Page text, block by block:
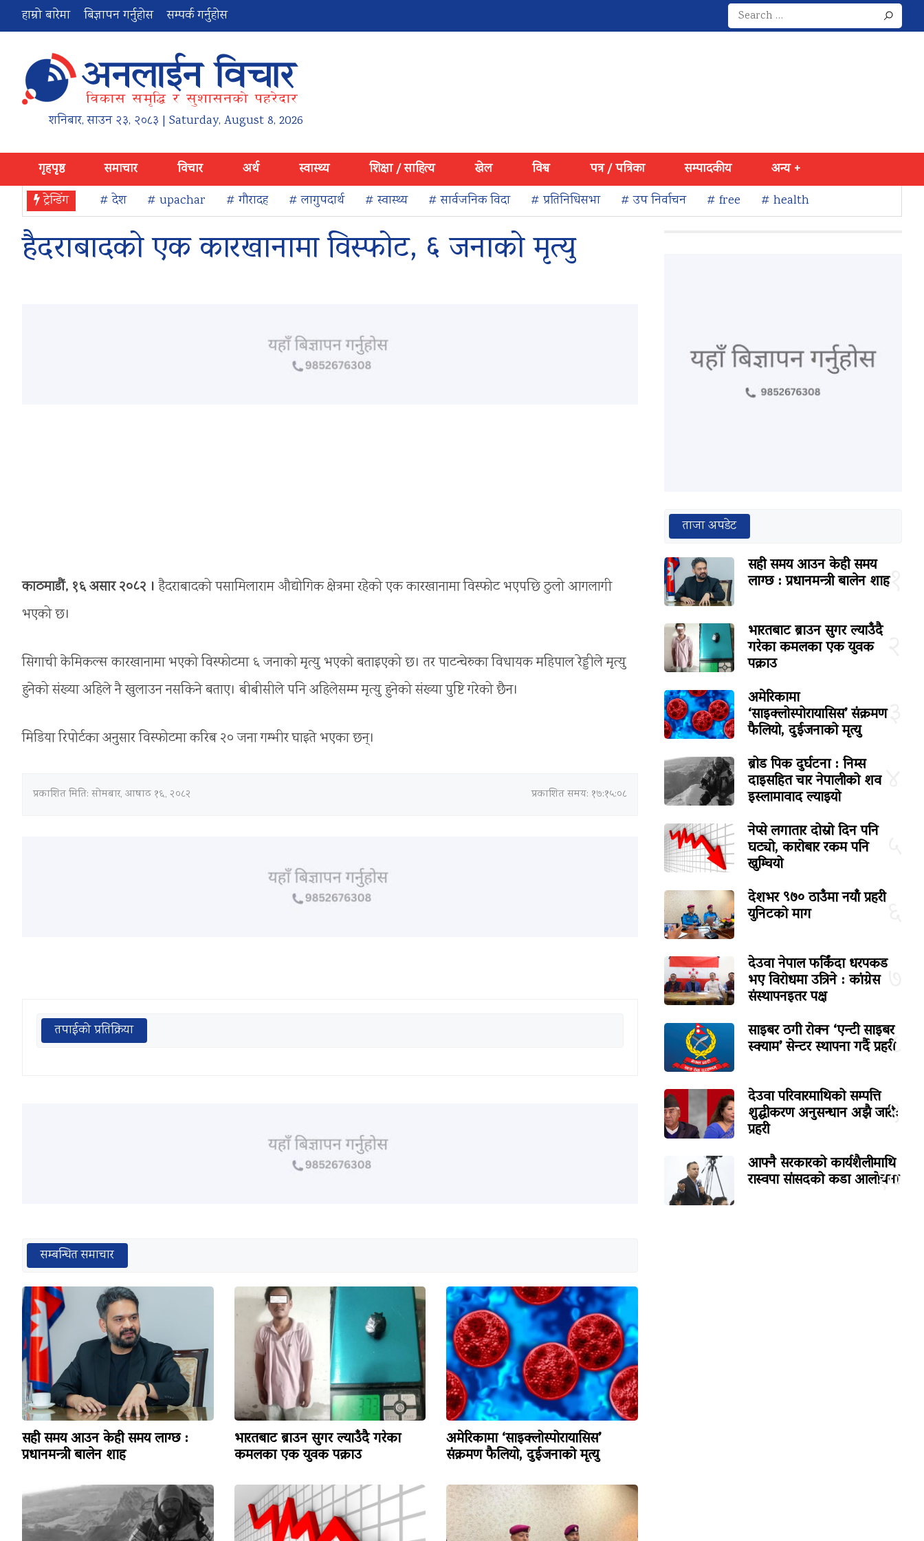
हाम्रो बारेमा बिज्ञापन गर्नुहोस सम्पर्क गर्नुहोस
Search
for:
शनिबार,साउन २३, २०८३ | Saturday, August 8, 2026
गृहपृष्ठ समाचार विचार अर्थ स्वास्थ्य शिक्षा / साहित्य खेल विश्व पत्र / पत्रिका सम्पादकीय
अन्य +
ट्रेन्डिंग
# देश # upachar # गौरादह # लागुपदार्थ # स्वास्थ्य # सार्वजनिक विदा # प्रतिनिधिसभा # उप निर्वाचन # free # health
हैदराबादको एक कारखानामा विस्फोट, ६ जनाको मृत्यु
काठमाडौं, १६ असार २०८२ । हैदराबादको पसामिलाराम औद्योगिक क्षेत्रमा रहेको एक कारखानामा विस्फोट भएपछि ठुलो आगलागी
भएको छ।
सिगाची केमिकल्स कारखानामा भएको विस्फोटमा ६ जनाको मृत्यु भएको बताइएको छ। तर पाटन्चेरुका विधायक महिपाल रेड्डीले मृत्यु
हुनेको संख्या अहिले नै खुलाउन नसकिने बताए। बीबीसीले पनि अहिलेसम्म मृत्यु हुनेको संख्या पुष्टि गरेको छैन।
मिडिया रिपोर्टका अनुसार विस्फोटमा करिब २० जना गम्भीर घाइते भएका छन्।
प्रकाशित मिति: सोमबार, आषाढ १६, २०८२ प्रकाशित समय: १७:१५:०८
तपाईको प्रतिक्रिया
सम्बन्धित समाचार
सही समय आउन केही समय लाग्छ :
प्रधानमन्त्री बालेन शाह
भारतबाट ब्राउन सुगर ल्याउँदै गरेका
कमलका एक युवक पक्राउ
अमेरिकामा ‘साइक्लोस्पोरायासिस’
संक्रमण फैलियो, दुईजनाको मृत्यु
ताजा अपडेट
१
सही समय आउन केही समय
लाग्छ : प्रधानमन्त्री बालेन शाह
भारतबाट ब्राउन सुगर ल्याउँदै
गरेका कमलका एक युवक
पक्राउ
३
अमेरिकामा
‘साइक्लोस्पोरायासिस’ संक्रमण
फैलियो, दुईजनाको मृत्यु
ब्रोड पिक दुर्घटना : निम्स
दाइसहित चार नेपालीको शव
इस्लामावाद ल्याइयो
नेप्से लगातार दोस्रो दिन पनि
घट्यो, कारोबार रकम पनि
खुम्चियो
देशभर ९७० ठाउँमा नयाँ प्रहरी
युनिटको माग
७
देउवा नेपाल फर्किंदा धरपकड
भए विरोधमा उत्रिने : कांग्रेस
संस्थापनइतर पक्ष
८
साइबर ठगी रोक्न ‘एन्टी साइबर
स्क्याम’ सेन्टर स्थापना गर्दै प्रहरी
९
देउवा परिवारमाथिको सम्पत्ति
शुद्धीकरण अनुसन्धान अझै जारी:
प्रहरी
१०
आफ्नै सरकारको कार्यशैलीमाथि
रास्वपा सांसदको कडा आलोचना